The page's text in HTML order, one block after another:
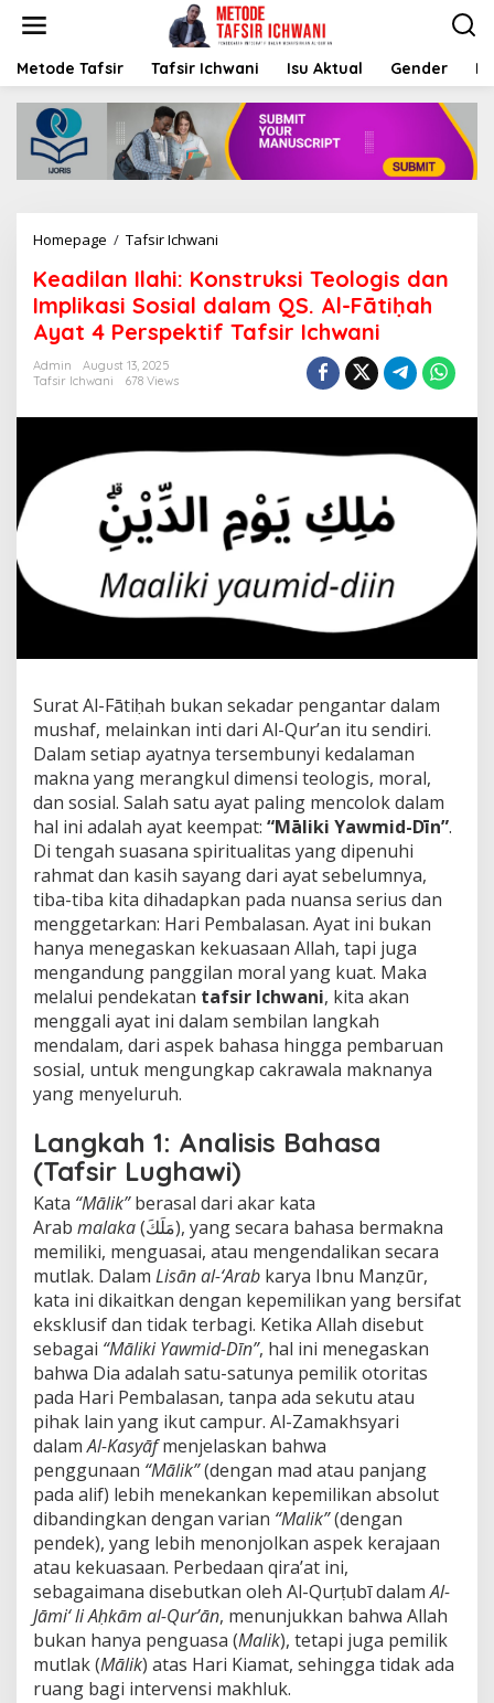
t
Metode Tafsir Tafsir Ichwani Isu Aktual Gender
Homepage / Tafsir Ichwani
a
d
i
l
l
h
K
o
n
s
t
r
k
T
e
o
o
g
i
s
d
a
I
m
p
l
i
k
a
s
o
s
i
l
d
a
l
a
m
Q
S
.
l
-
F
ā
t
i
ḥ
a
h
A
y
a
t
4
P
Keadilan Ilahi: Konstruksi Teologis dan
Implikasi Sosial dalam QS. Al-Fātiḥah
Ayat 4 Perspektif Tafsir Ichwani
Admin
August 13, 2025
Tafsir Ichwani
678 Views
Surat Al-Fātiḥah bukan sekadar pengantar dalam
mushaf, melainkan inti dari Al-Qur’an itu sendiri.
Dalam setiap ayatnya tersembunyi kedalaman
makna yang merangkul dimensi teologis, moral,
dan sosial. Salah satu ayat paling mencolok dalam
hal ini adalah ayat keempat: “Māliki Yawmid-Dīn”.
Di tengah suasana spiritualitas yang dipenuhi
rahmat dan kasih sayang dari ayat sebelumnya,
tiba-tiba kita dihadapkan pada nuansa serius dan
menggetarkan: Hari Pembalasan. Ayat ini bukan
hanya menegaskan kekuasaan Allah, tapi juga
mengandung panggilan moral yang kuat. Maka
melalui pendekatan tafsir Ichwani, kita akan
menggali ayat ini dalam sembilan langkah
mendalam, dari aspek bahasa hingga pembaruan
sosial, untuk mengungkap cakrawala maknanya
yang menyeluruh.
Langkah 1: Analisis Bahasa
(Tafsir Lughawi)
Kata “Mālik”berasal dari akar kata
Arab malaka(مَلَكَ), yang secara bahasa bermakna
memiliki, menguasai, atau mengendalikan secara
mutlak. Dalam Lisān al-‘Arab karya Ibnu Manẓūr,
kata ini dikaitkan dengan kepemilikan yang bersifat
eksklusif dan tidak terbagi. Ketika Allah disebut
sebagai “Māliki Yawmid-Dīn”, hal ini menegaskan
bahwa Dia adalah satu-satunya pemilik otoritas
pada Hari Pembalasan, tanpa ada sekutu atau
pihak lain yang ikut campur. Al-Zamakhsyari
dalamAl-Kasyāfmenjelaskan bahwa
penggunaan “Mālik”(dengan mad atau panjang
pada alif) lebih menekankan kepemilikan absolut
dibandingkan dengan varian “Malik”(dengan
pendek), yang lebih menonjolkan aspek kerajaan
atau kekuasaan. Perbedaan qira’at ini,
sebagaimana disebutkan oleh Al-Qurṭubī dalamAl-
Jāmi‘ li Aḥkām al-Qur’ān, menunjukkan bahwa Allah
bukan hanya penguasa (Malik), tetapi juga pemilik
mutlak (Mālik) atas Hari Kiamat, sehingga tidak ada
ruang bagi intervensi makhluk.